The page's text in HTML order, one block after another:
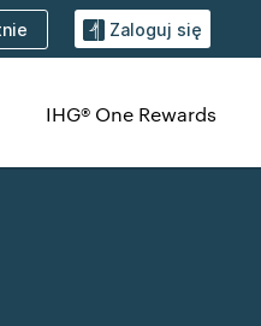
Zaloguj się
IHG® One Rewards